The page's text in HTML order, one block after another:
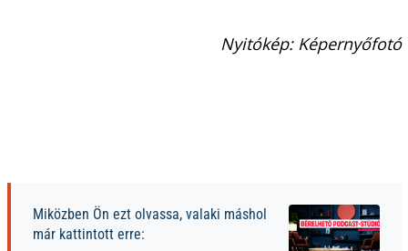
Nyitókép: Képernyőfotó
Miközben Ön ezt olvassa, valaki máshol
már kattintott erre: